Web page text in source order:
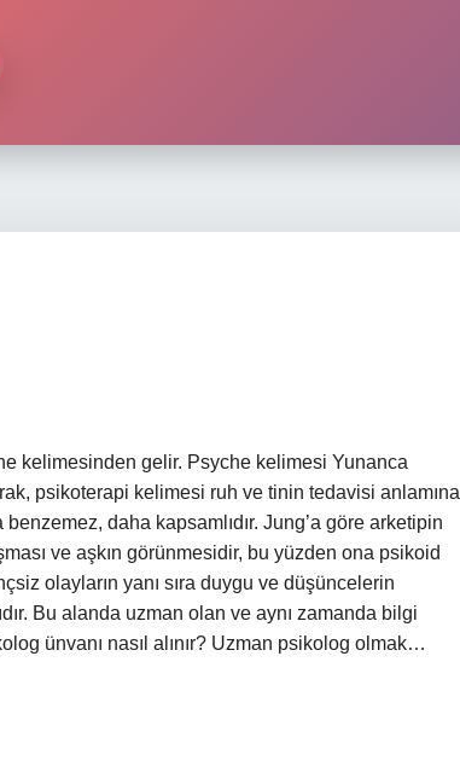
kelimesinden gelir. Psyche kelimesi Yunanca
psikoterapi kelimesi ruh ve tinin tedavisi anlamına
daha kapsamlıdır. Jung’a göre arketipin
ve aşkın görünmesidir, bu yüzden ona psikoid
olayların yanı sıra duygu ve düşüncelerin
Bu alanda uzman olan ve aynı zamanda bilgi
ünvanı nasıl alınır? Uzman psikolog olmak…